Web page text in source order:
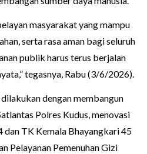
masyarakat yang mampu
serta rasa aman bagi seluruh
publik harus terus berjalan
tegasnya, Rabu (3/6/2026).
dengan membangun
Polres Kudus, menovasi
dan TK Kemala Bhayangkari 45
Pelayanan Pemenuhan Gizi